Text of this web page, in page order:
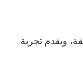
ويقدم تجربة